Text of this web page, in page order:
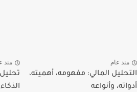
منذ عام
التحليل المالي: مفهومه، أهميته،
أدواته، وأنواعه
منذ